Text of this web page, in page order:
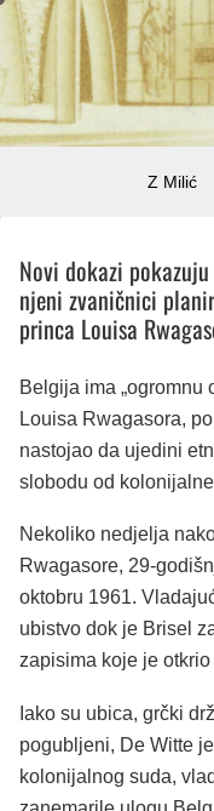
Z Milić
Novi dokazi
njeni zvaničnici
princa Louisa
Belgija ima „ogromnu
Louisa Rwagasora,
nastojao da ujedini
slobodu od
Nekoliko nedjelja
Rwagasore, 29-
oktobru 1961.
ubistvo dok je Brisel
zapisima koje je
Iako su ubica, grčki
pogubljeni, De Witte
kolonijalnog suda,